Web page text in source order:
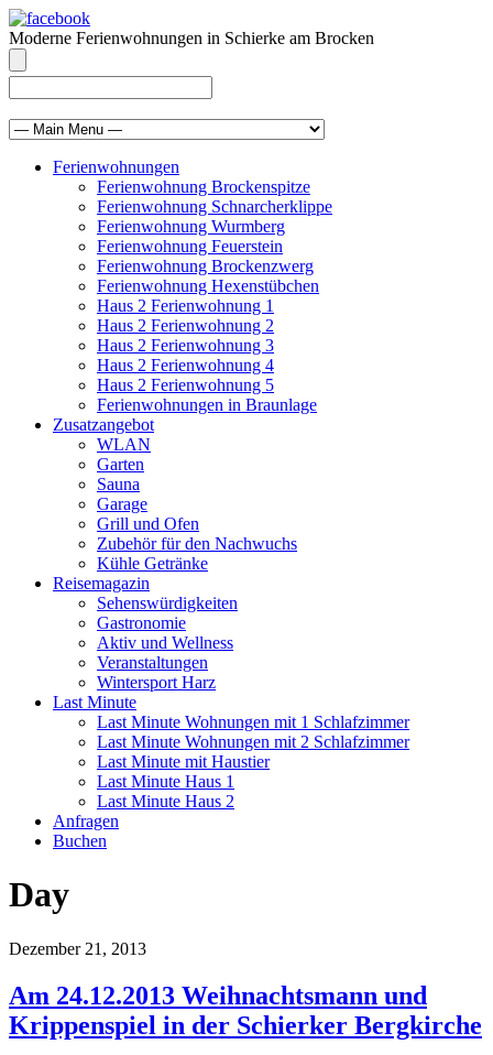
Moderne Ferienwohnungen in Schierke am Brocken
Ferienwohnungen
Ferienwohnung Brockenspitze
Ferienwohnung Schnarcherklippe
Ferienwohnung Wurmberg
Ferienwohnung Feuerstein
Ferienwohnung Brockenzwerg
Ferienwohnung Hexenstübchen
Haus 2 Ferienwohnung 1
Haus 2 Ferienwohnung 2
Haus 2 Ferienwohnung 3
Haus 2 Ferienwohnung 4
Haus 2 Ferienwohnung 5
Ferienwohnungen in Braunlage
Zusatzangebot
WLAN
Garten
Sauna
Garage
Grill und Ofen
Zubehör für den Nachwuchs
Kühle Getränke
Reisemagazin
Sehenswürdigkeiten
Gastronomie
Aktiv und Wellness
Veranstaltungen
Wintersport Harz
Last Minute
Last Minute Wohnungen mit 1 Schlafzimmer
Last Minute Wohnungen mit 2 Schlafzimmer
Last Minute mit Haustier
Last Minute Haus 1
Last Minute Haus 2
Anfragen
Buchen
Day
Dezember 21, 2013
Am 24.12.2013 Weihnachtsmann und
Krippenspiel in der Schierker Bergkirche